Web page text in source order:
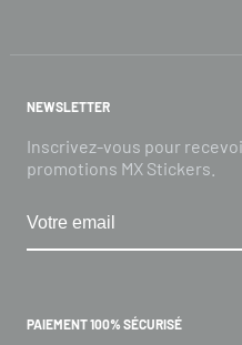
NEWSLETTER
Inscrivez-vous pour
promotions MX Stickers.
PAIEMENT 100% SÉCURISÉ